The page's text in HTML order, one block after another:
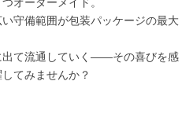
オーダーメイド。
守備範囲が包装パッケージの最大
出て流通していく――その喜びを感
てみませんか？